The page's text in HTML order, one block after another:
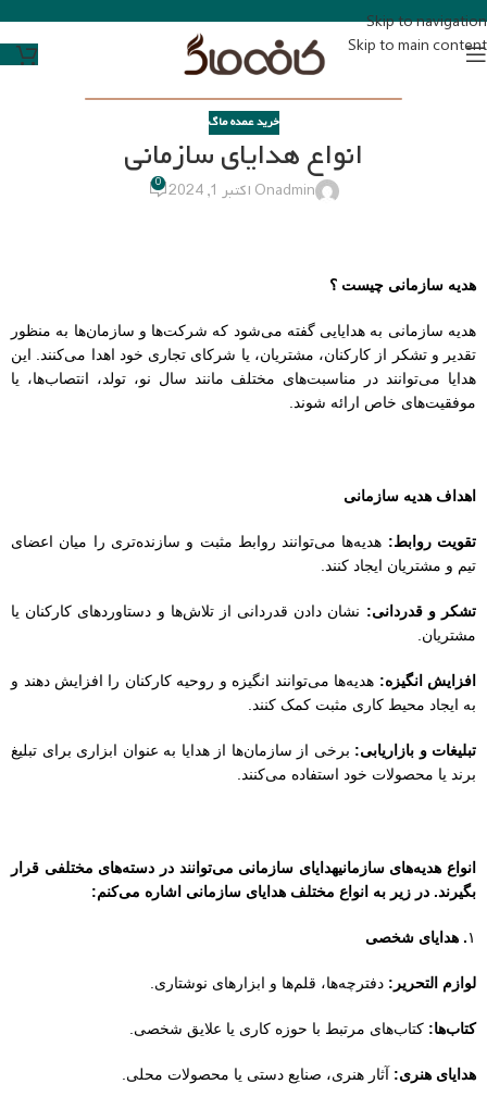
Skip to navigation
Skip to main content
خرید عمده ماگ
انواع هدایای سازمانی
adminOn اکتبر 1, 2024 0
هدیه سازمانی چیست ؟
هدیه سازمانی به هدایایی گفته می‌شود که شرکت‌ها و سازمان‌ها به منظور
تقدیر و تشکر از کارکنان، مشتریان، یا شرکای تجاری خود اهدا می‌کنند. این
هدایا می‌توانند در مناسبت‌های مختلف مانند سال نو، تولد، انتصاب‌ها، یا
موفقیت‌های خاص ارائه شوند.
اهداف هدیه سازمانی
تقویت روابط: هدیه‌ها می‌توانند روابط مثبت و سازنده‌تری را میان اعضای
تیم و مشتریان ایجاد کنند.
تشکر و قدردانی: نشان دادن قدردانی از تلاش‌ها و دستاوردهای کارکنان یا
مشتریان.
افزایش انگیزه: هدیه‌ها می‌توانند انگیزه و روحیه کارکنان را افزایش دهند و
به ایجاد محیط کاری مثبت کمک کنند.
تبلیغات و بازاریابی: برخی از سازمان‌ها از هدایا به عنوان ابزاری برای تبلیغ
برند یا محصولات خود استفاده می‌کنند.
انواع هدیه‌های سازمانیهدایای سازمانی می‌توانند در دسته‌های مختلفی قرار
بگیرند. در زیر به انواع مختلف هدایای سازمانی اشاره می‌کنم:
۱. هدایای شخصی
لوازم التحریر: دفترچه‌ها، قلم‌ها و ابزارهای نوشتاری.
کتاب‌ها: کتاب‌های مرتبط با حوزه کاری یا علایق شخصی.
هدایای هنری: آثار هنری، صنایع دستی یا محصولات محلی.